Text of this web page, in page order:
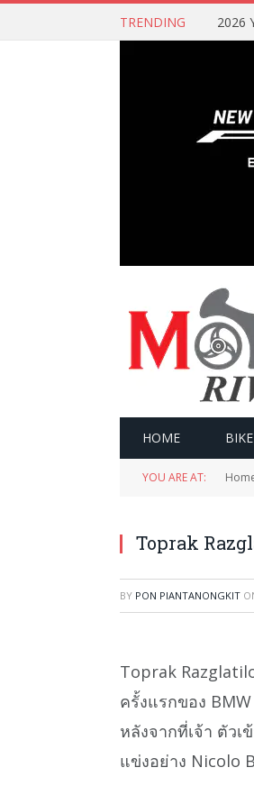
TRENDING 2026
HOME
YOU ARE AT:
Toprak
BY PON PIANTANONGKIT
Toprak
ครั้งแรกของ BMW
หลังจากที่เจ้า ตัว
แข่งอย่าง Nicolo